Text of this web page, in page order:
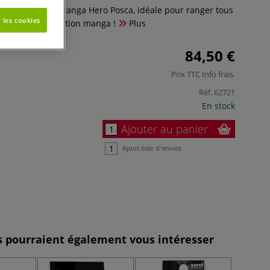
en métal Manga Hero Posca, idéale pour ranger tous
et de création manga !
Plus
84,50 €
Prix TTC Info frais.
Réf. 62721
En stock
Ajouter au panier
Ajout liste d'envies
pourraient également vous intéresser
cookies